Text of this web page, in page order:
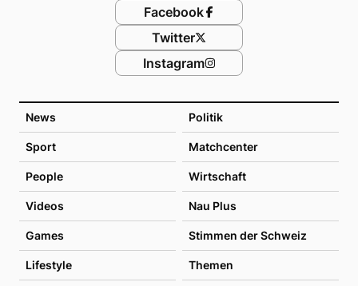
News Politik
Sport Matchcenter
People Wirtschaft
Videos Nau Plus
Games Stimmen der Schweiz
Lifestyle Themen
Facebook
Twitter
Instagram